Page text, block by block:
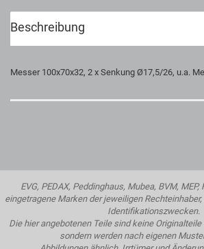
Beschreibung
Messer 100x70x32, 2 x Senkung Ø17,5/26, u.a.
EVG, PEDAX, Peddinghaus, Mubea, BVM,
eingetragene Marken der jeweiligen
Identifikationszwecken.
Die hier angebotenen Teile sind keine
sondern werden nach eigenen